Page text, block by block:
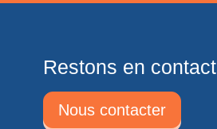
Restons en contact
Nous contacter